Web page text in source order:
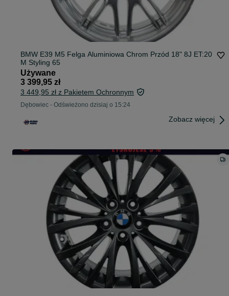
BMW E39 M5 Felga Aluminiowa Chrom Przód 18" 8J ET:20
M Styling 65
Używane
3 399,95 zł
3 449,95 zł z Pakietem Ochronnym
Dębowiec - Odświeżono dzisiaj o 15:24
Zobacz więcej